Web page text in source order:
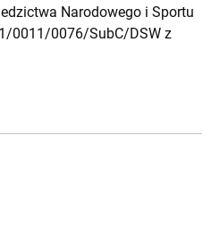
Narodowego i Sportu
0011/0076/SubC/DSW z